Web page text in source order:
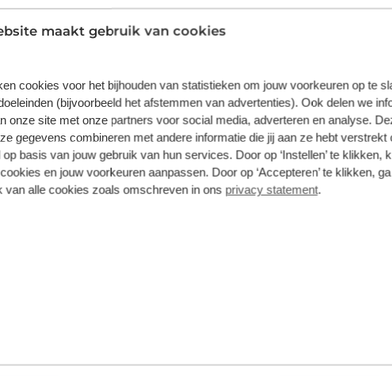
maakt gebruik van cookies
cookies voor het bijhouden van statistieken om jouw voorkeuren op te
(bijvoorbeeld het afstemmen van advertenties). Ook delen we
onze site met onze partners voor social media, adverteren en analyse.
gegevens combineren met andere informatie die jij aan ze hebt verstrekt
basis van jouw gebruik van hun services. Door op ‘Instellen’ te klikken,
en jouw voorkeuren aanpassen. Door op ‘Accepteren’ te klikken,
van alle cookies zoals omschreven in ons privacy statement.
Schijfremmen
aanlevering van de leverancier. Op basis van beschikbaarheid of
Een zeer
Deze gen 4